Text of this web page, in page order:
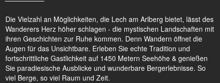
Die Vielzahl an Möglichkeiten, die Lech am Arlberg bietet, lässt des
Wanderers Herz höher schlagen - die mystischen Landschaften mit
ihren Geschichten zur Ruhe kommen. Denn Wandern öffnet die
Augen für das Unsichtbare. Erleben Sie echte Tradition und
fortschrittliche Gastlichkeit auf 1450 Metern Seehöhe & genießen
Sie paradiesische Ausblicke und wunderbare Bergerlebnisse. So
viel Berge, so viel Raum und Zeit.